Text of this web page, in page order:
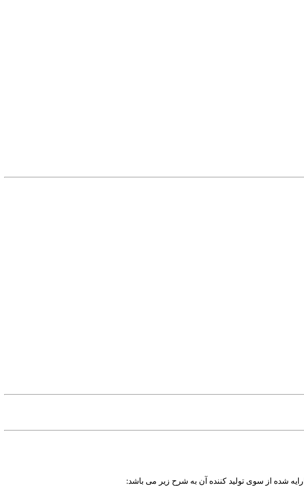
ارایه شده از سوی تولید کننده آن به شرح زیر می باشد: